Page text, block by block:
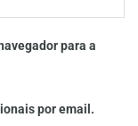
para a
por email.